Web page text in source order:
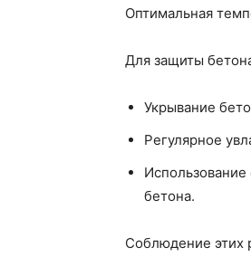
Оптимальная
Для защиты
Укрывание
Регулярное
бетона.
Соблюдение этих